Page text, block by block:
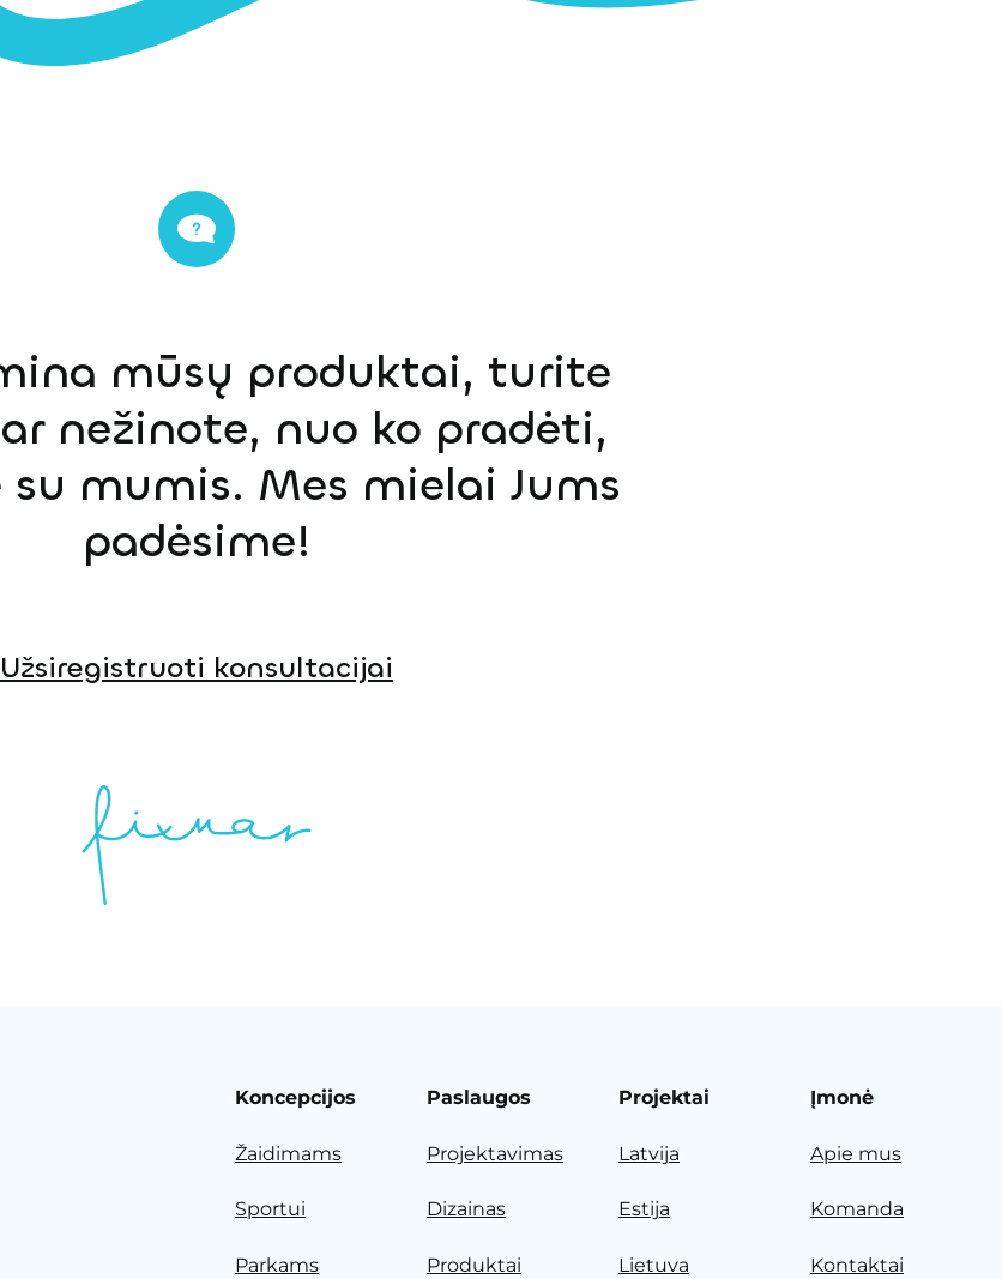
mūsų produktai, turite
nežinote, nuo ko pradėti,
mumis. Mes mielai Jums
padėsime!
Užsiregistruoti konsultacijai
Koncepcijos
Žaidimams
Sportui
Parkams
Paslaugos
Projektavimas
Dizainas
Produktai
Projektai
Latvija
Estija
Lietuva
Įmonė
Apie mus
Komanda
Kontaktai